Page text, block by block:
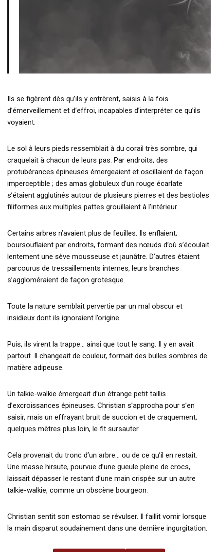
Ils se figèrent dès qu’ils y entrèrent, saisis à la fois
d’émerveillement et d’effroi, incapables d’interpréter ce qu’ils
voyaient.
Le sol à leurs pieds ressemblait à du corail très sombre, qui
craquelait à chacun de leurs pas. Par endroits, des
protubérances épineuses émergeaient et oscillaient de façon
imperceptible ; des amas globuleux d’un rouge écarlate
s’étaient agglutinés autour de plusieurs pierres et des bestioles
filiformes aux multiples pattes grouillaient à l’intérieur.
Certains arbres n’avaient plus de feuilles. Ils enflaient,
boursouflaient par endroits, formant des nœuds d’où s’écoulait
lentement une sève mousseuse et jaunâtre. D’autres étaient
parcourus de tressaillements internes, leurs branches
s’aggloméraient de façon grotesque.
Toute la nature semblait pervertie par un mal obscur et
insidieux dont ils ignoraient l’origine.
Puis, ils virent la trappe… ainsi que tout le sang. Il y en avait
partout. Il changeait de couleur, formait des bulles sombres de
matière adipeuse.
Un talkie-walkie émergeait d’un étrange petit taillis
d’excroissances épineuses. Christian s’approcha pour s’en
saisir, mais un effrayant bruit de succion et de craquement,
quelques mètres plus loin, le fit sursauter.
Cela provenait du tronc d’un arbre… ou de ce qu’il en restait.
Une masse hirsute, pourvue d’une gueule pleine de crocs,
laissait dépasser le restant d’une main crispée sur un autre
talkie-walkie, comme un obscène bourgeon.
Christian sentit son estomac se révulser. Il faillit vomir lorsque
la main disparut soudainement dans une dernière ingurgitation.